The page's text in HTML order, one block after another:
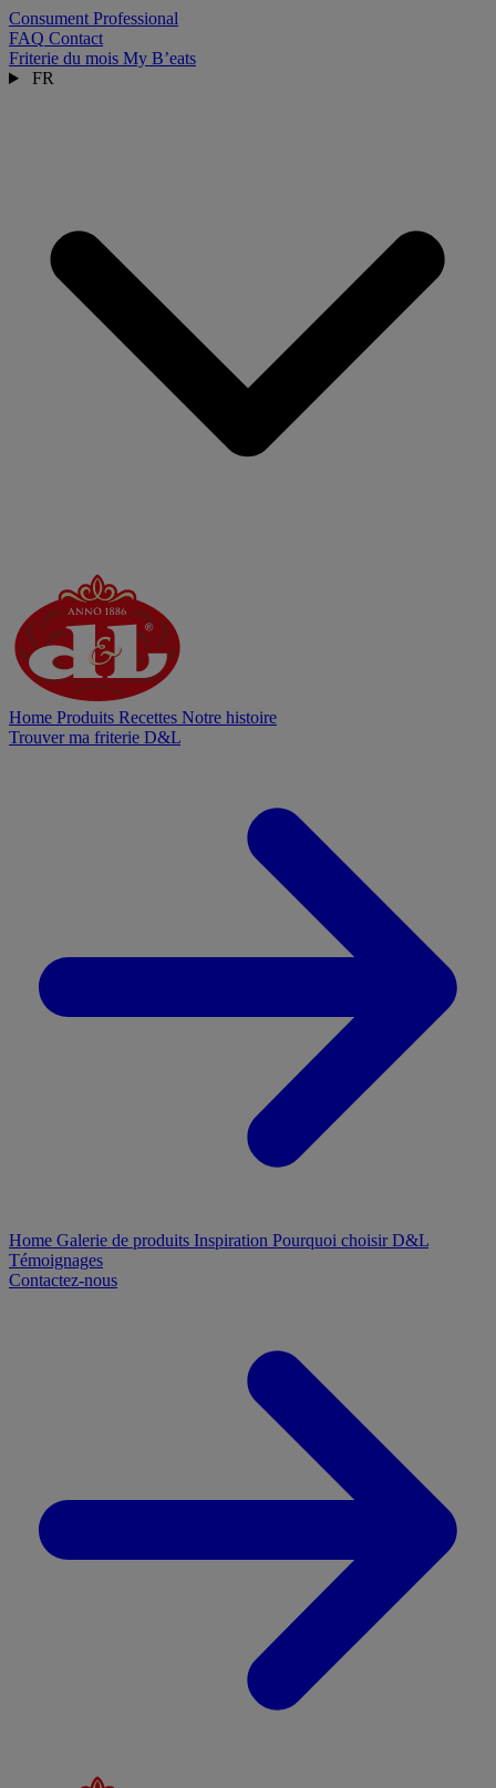
Consument Professional
FAQ Contact
Friterie du mois My B’eats
FR
Home Produits Recettes Notre histoire
Trouver ma friterie D&L
Home Galerie de produits Inspiration Pourquoi choisir D&L
Témoignages
Contactez-nous